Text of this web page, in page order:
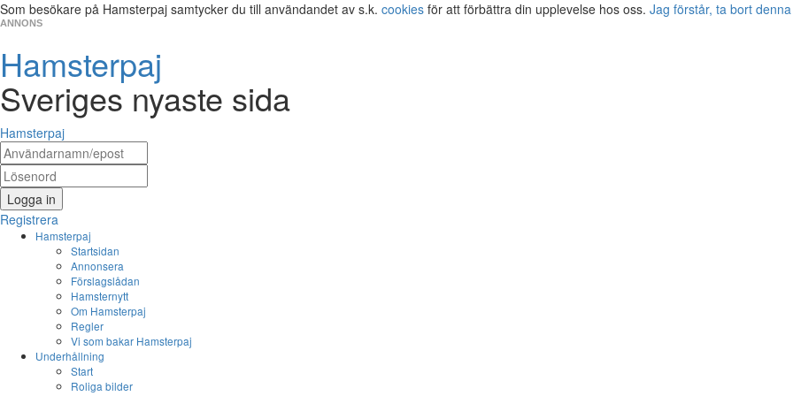
Som besökare på Hamsterpaj samtycker du till användandet av s.k. cookies för att förbättra din upplevelse hos oss. Jag förstår, ta bort
ANNONS
Hamsterpaj
Sveriges nyaste sida
Hamsterpaj
Logga in
Registrera
Hamsterpaj
Startsidan
Annonsera
Förslagslådan
Hamsternytt
Om Hamsterpaj
Regler
Vi som bakar Hamsterpaj
Underhållning
Start
Roliga bilder